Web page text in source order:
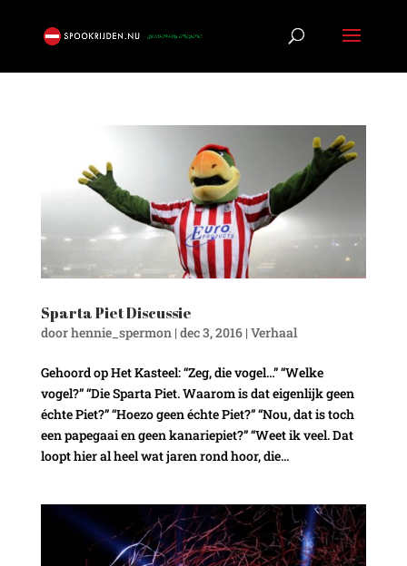
Sparta Piet Discussie
doorhennie_spermon | dec 3, 2016| Verhaal
Gehoord op Het Kasteel: “Zeg, die vogel…” “Welke
vogel?” “Die Sparta Piet. Waarom is dat eigenlijk geen
échte Piet?” “Hoezo geen échte Piet?” “Nou, dat is toch
een papegaai en geen kanariepiet?” “Weet ik veel. Dat
loopt hier al heel wat jaren rond hoor, die...